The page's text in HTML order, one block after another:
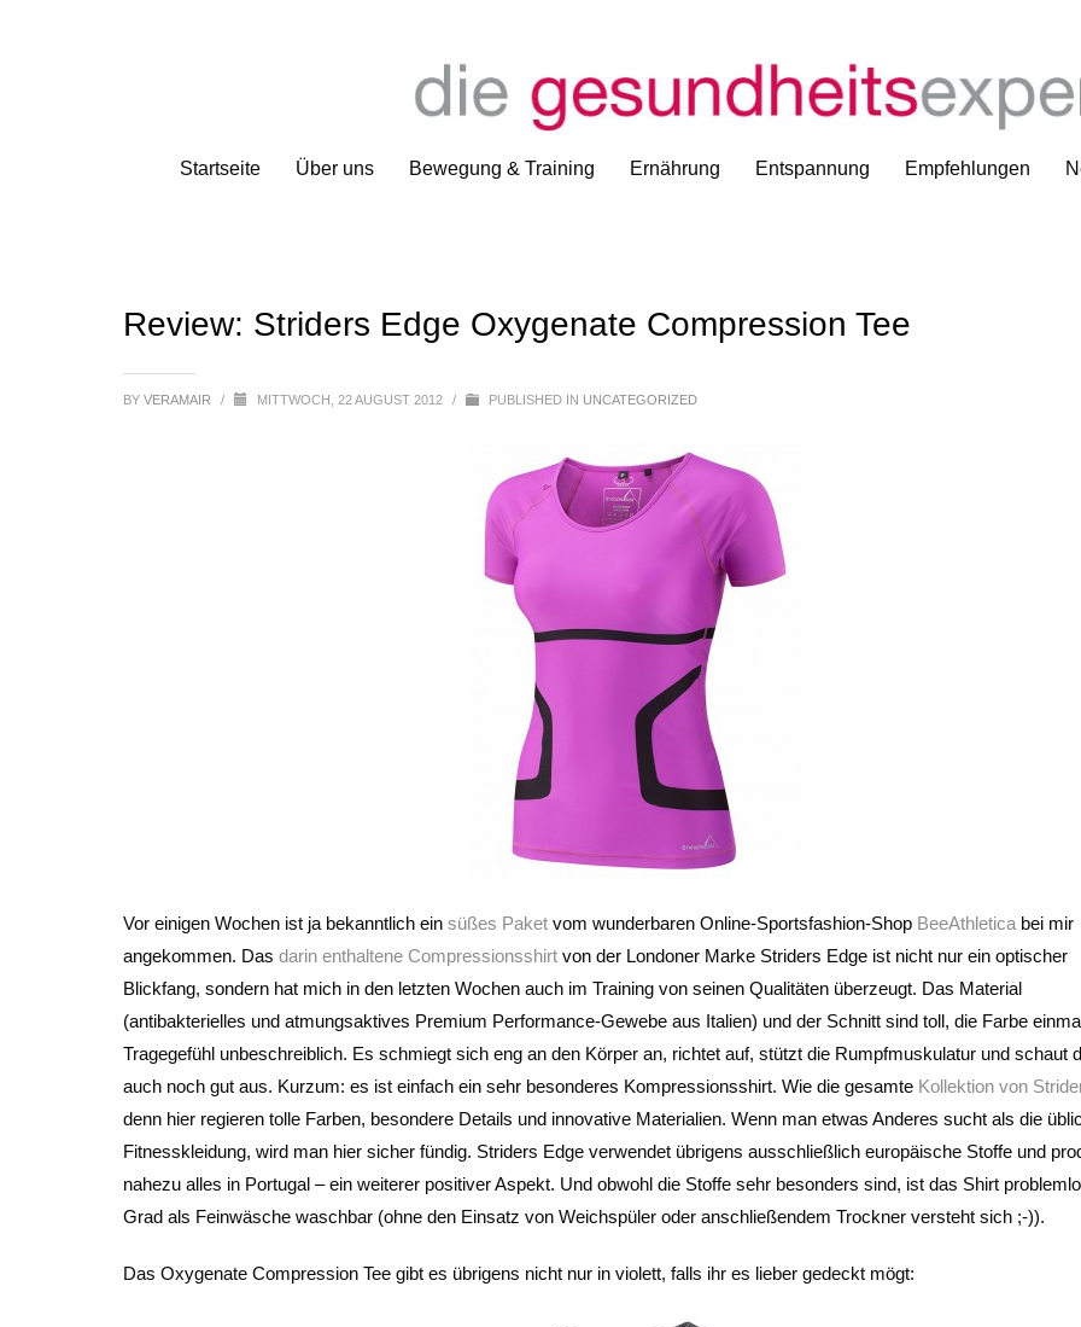
Startseite Über uns Bewegung & Training Ernährung Entspannung Empfehlungen
Review: Striders
Review: Striders Edge Oxygenate Compression Tee
BY VERAMAIR / MITTWOCH, 22 AUGUST 2012 / PUBLISHED IN UNCATEGORIZED
Vor einigen Wochen ist ja bekanntlich ein süßes Paket vom wunderbaren Online-Sportsfashion-Shop BeeAthletica bei mir
angekommen. Das darin enthaltene Compressionsshirt von der Londoner Marke Striders Edge ist nicht nur ein optischer
Blickfang, sondern hat mich in den letzten Wochen auch im Training von seinen Qualitäten überzeugt. Das Material
(antibakterielles und atmungsaktives Premium Performance-Gewebe aus Italien) und der Schnitt sind toll, die Farbe
Tragegefühl unbeschreiblich. Es schmiegt sich eng an den Körper an, richtet auf, stützt die Rumpfmuskulatur und schaut
auch noch gut aus. Kurzum: es ist einfach ein sehr besonderes Kompressionsshirt. Wie die gesamte Kollektion von
denn hier regieren tolle Farben, besondere Details und innovative Materialien. Wenn man etwas Anderes sucht als die
Fitnesskleidung, wird man hier sicher fündig. Striders Edge verwendet übrigens ausschließlich europäische Stoffe und
nahezu alles in Portugal – ein weiterer positiver Aspekt. Und obwohl die Stoffe sehr besonders sind, ist das Shirt
Grad als Feinwäsche waschbar (ohne den Einsatz von Weichspüler oder anschließendem Trockner versteht sich ;-)).
Das Oxygenate Compression Tee gibt es übrigens nicht nur in violett, falls ihr es lieber gedeckt mögt: